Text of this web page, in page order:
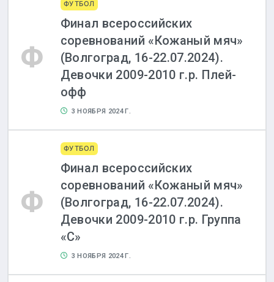
Ф
ФУТБОЛ
Финал всероссийских
соревнований «Кожаный мяч»
(Волгоград, 16-22.07.2024).
Девочки 2009-2010 г.р. Плей-
офф
3 НОЯБРЯ 2024 Г.
Ф
ФУТБОЛ
Финал всероссийских
соревнований «Кожаный мяч»
(Волгоград, 16-22.07.2024).
Девочки 2009-2010 г.р. Группа
«С»
3 НОЯБРЯ 2024 Г.